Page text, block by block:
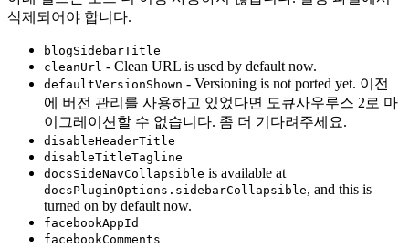
삭제되어야 합니다.
blogSidebarTitle
cleanUrl - Clean URL is used by default now.
defaultVersionShown - Versioning is not ported yet. 이전
에 버전 관리를 사용하고 있었다면 도큐사우루스 2로 마
이그레이션할 수 없습니다. 좀 더 기다려주세요.
disableHeaderTitle
disableTitleTagline
docsSideNavCollapsible is available at
docsPluginOptions.sidebarCollapsible, and this is
turned on by default now.
facebookAppId
facebookComments